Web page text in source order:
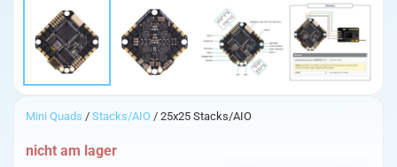
Mini Quads /Stacks/AIO / 25x25 Stacks/AIO
nicht am lager